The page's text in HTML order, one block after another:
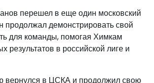
перешел в еще один московский
продолжал демонстрировать свой
для команды, помогая Химкам
результатов в российской лиге и
вернулся в ЦСКА и продолжил свою